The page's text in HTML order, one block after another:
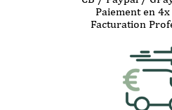
Paiement en
Facturation